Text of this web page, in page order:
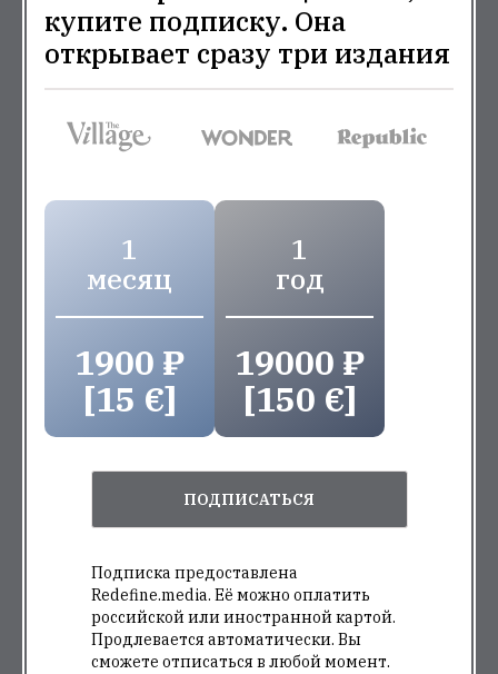
купите подписку. Она
открывает сразу три издания
1
месяц
1900 ₽
[15 €]
1
год
19000 ₽
[150 €]
ПОДПИСАТЬСЯ
Подписка предоставлена
Redefine.media. Её можно оплатить
российской или иностранной картой.
Продлевается автоматически. Вы
сможете отписаться в любой момент.